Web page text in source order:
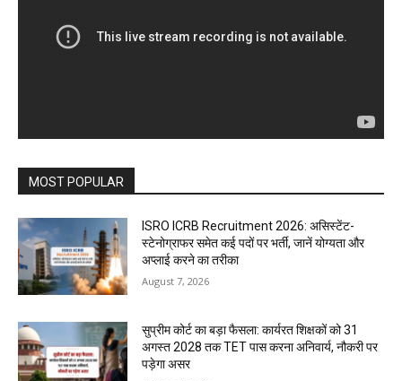
MOST POPULAR
ISRO ICRB Recruitment 2026: असिस्टेंट-
स्टेनोग्राफर समेत कई पदों पर भर्ती, जानें योग्यता और
अप्लाई करने का तरीका
August 7, 2026
सुप्रीम कोर्ट का बड़ा फैसला: कार्यरत शिक्षकों को 31
अगस्त 2028 तक TET पास करना अनिवार्य, नौकरी पर
पड़ेगा असर